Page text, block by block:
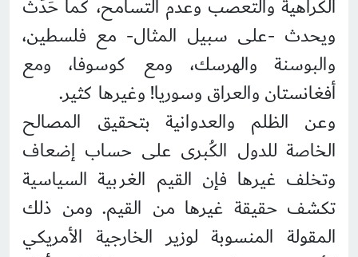
الكراهية والتعصب وعدم التسامح، كما حَدَثَ
ويحدث -على سبيل المثال- مع فلسطين،
والبوسنة والهرسك، ومع كوسوفا، ومع
أفغانستان والعراق وسوريا! وغيرها كثير.
وعن الظلم والعدوانية بتحقيق المصالح
الخاصة للدول الكُبرى على حساب إضعاف
وتخلف غيرها فإن القيم الغربية السياسية
تكشف حقيقة غيرها من القيم. ومن ذلك
المقولة المنسوبة لوزير الخارجية الأمريكي